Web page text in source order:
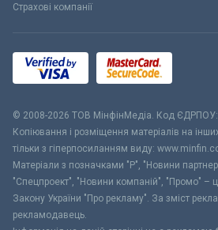
Страхові компанії
© 2008-2026 ТОВ МiнфiнМедiа. Код ЄДРПОУ:
Копіювання і розміщення матеріалів на
тільки з гіперпосиланням виду:
Матеріали з позначками "Р", "Новини
"Спецпроект", "Новини компаній", "Промо" –
Закону України "Про рекламу". За зміст
рекламодавець.